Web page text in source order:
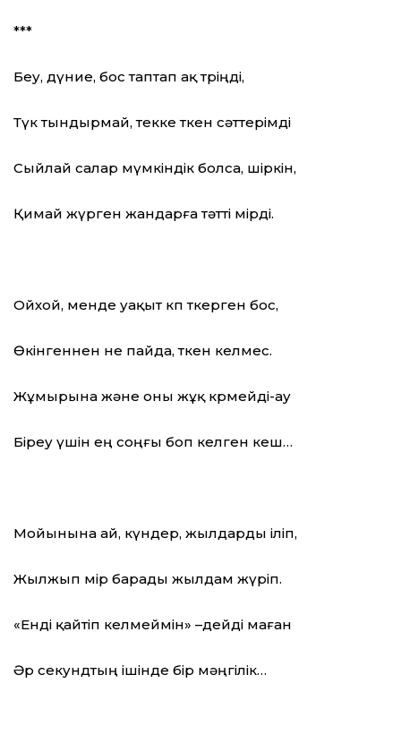
***
Беу, дүние, бос таптап ақ төріңді,
Түк тындырмай, текке өткен сәттерімді
Сыйлай салар мүмкіндік болса, шіркін,
Қимай жүрген жандарға тәтті өмірді.
Ойхой, менде уақыт көп өткерген бос,
Өкінгеннен не пайда, өткен келмес.
Жұмырына және оны жұқ көрмейді-ау
Біреу үшін ең соңғы боп келген кеш…
Мойынына ай, күндер, жылдарды іліп,
Жылжып өмір барады жылдам жүріп.
«Енді қайтіп келмеймін» –дейді маған
Әр секундтың ішінде бір мәңгілік…